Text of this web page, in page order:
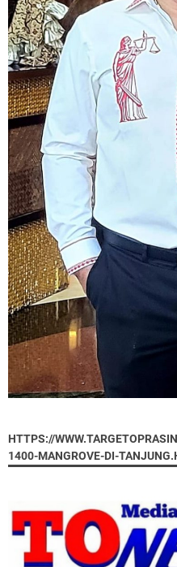
HTTPS://
1400-MANGROVE-DI-